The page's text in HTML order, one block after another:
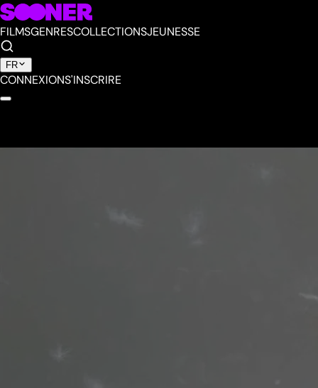
FILMSGENRESCOLLECTIONSJEUNESSE
FR
CONNEXIONS'INSCRIRE